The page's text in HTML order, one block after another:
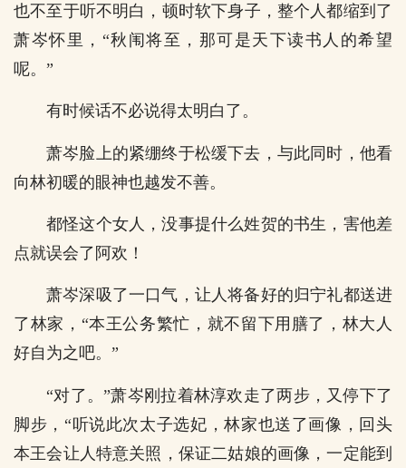
也不至于听不明白，顿时软下身子，整个人都缩到了
萧岑怀里，“秋闱将至，那可是天下读书人的希望
呢。”
有时候话不必说得太明白了。
萧岑脸上的紧绷终于松缓下去，与此同时，他看
向林初暖的眼神也越发不善。
都怪这个女人，没事提什么姓贺的书生，害他差
点就误会了阿欢！
萧岑深吸了一口气，让人将备好的归宁礼都送进
了林家，“本王公务繁忙，就不留下用膳了，林大人
好自为之吧。”
“对了。”萧岑刚拉着林淳欢走了两步，又停下了
脚步，“听说此次太子选妃，林家也送了画像，回头
本王会让人特意关照，保证二姑娘的画像，一定能到